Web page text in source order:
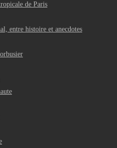
de Paris
entre histoire et anecdotes